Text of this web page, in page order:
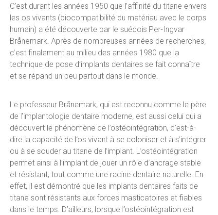
C’est durant les années 1950 que l’affinité du titane envers
les os vivants (biocompatibilité du matériau avec le corps
humain) a été découverte par le suédois Per-Ingvar
Brånemark. Après de nombreuses années de recherches,
c’est finalement au milieu des années 1980 que la
technique de pose d’implants dentaires se fait connaître
et se répand un peu partout dans le monde.
Le professeur Brånemark, qui est reconnu comme le père
de l’implantologie dentaire moderne, est aussi celui qui a
découvert le phénomène de l’ostéointégration, c’est-à-
dire la capacité de l’os vivant à se coloniser et à s’intégrer
ou à se souder au titane de l’implant. L’ostéointégration
permet ainsi à l’implant de jouer un rôle d’ancrage stable
et résistant, tout comme une racine dentaire naturelle. En
effet, il est démontré que les implants dentaires faits de
titane sont résistants aux forces masticatoires et fiables
dans le temps. D’ailleurs, lorsque l’ostéointégration est